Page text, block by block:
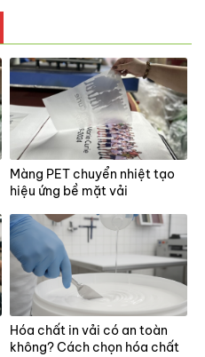
Màng PET chuyển nhiệt tạo
hiệu ứng bề mặt vải
Hóa chất in vải có an toàn
không? Cách chọn hóa chất